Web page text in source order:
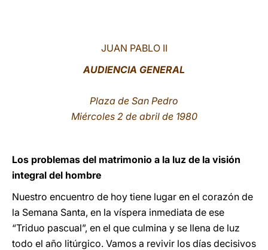
JUAN PABLO II
AUDIENCIA GENERAL
Plaza de San Pedro
Miércoles 2 de abril de 1980
Los problemas del matrimonio a la luz de la visión
integral del hombre
Nuestro encuentro de hoy tiene lugar en el corazón de
la Semana Santa, en la víspera inmediata de ese
“Triduo pascual”, en el que culmina y se llena de luz
todo el año litúrgico. Vamos a revivir los días decisivos